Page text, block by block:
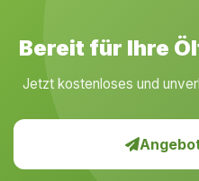
Bereit für Ihre
Jetzt kostenloses und